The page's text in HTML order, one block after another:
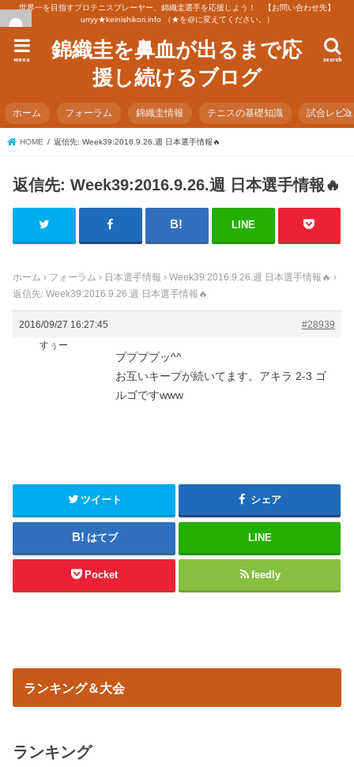
世界一を目指すプロテニスプレーヤー、錦織圭選手を応援しよう！ 【お問い合わせ先】
urryy★keinishikori.info （★を@に変えてください。）
錦織圭を鼻血が出るまで応
援し続けるブログ
search
menu
ホーム フォーラム 錦織圭情報 テニスの基礎知識 試合レビ
HOME 返信先: Week39:2016.9.26.週 日本選手情報🔥
返信先: Week39:2016.9.26.週 日本選手情報🔥
LINE
ホーム › フォーラム › 日本選手情報 › Week39:2016.9.26.週 日本選手情報🔥 ›
返信先: Week39:2016.9.26.週 日本選手情報🔥
2016/09/27 16:27:45
#28939
すぅー
ププププッ^^
お互いキープが続いてます。アキラ 2-3 ゴ
ルゴですwww
ツイート シェア
はてブ LINE
Pocket feedly
ランキング＆大会
ランキング